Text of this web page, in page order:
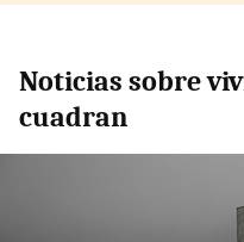
Noticias sobre
cuadran